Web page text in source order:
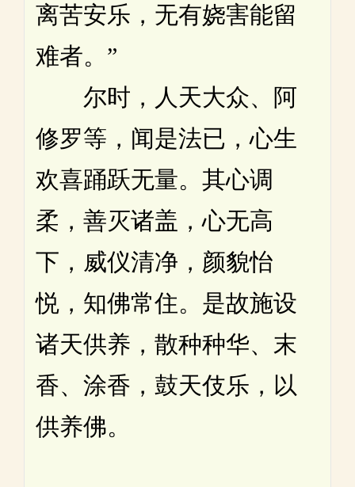
离苦安乐，无有娆害能留
难者。”
尔时，人天大众、阿
修罗等，闻是法已，心生
欢喜踊跃无量。其心调
柔，善灭诸盖，心无高
下，威仪清净，颜貌怡
悦，知佛常住。是故施设
诸天供养，散种种华、末
香、涂香，鼓天伎乐，以
供养佛。